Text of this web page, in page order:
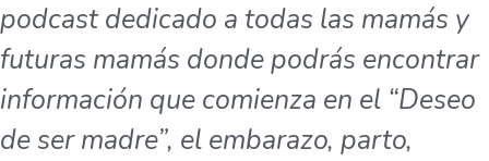
podcast dedicado a todas las mamás y
futuras mamás donde podrás encontrar
información que comienza en el “Deseo
de ser madre”, el embarazo, parto,